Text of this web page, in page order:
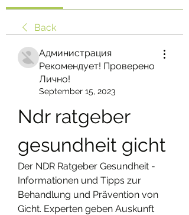
Back
Администрация
Рекомендует! Проверено
Лично!
September 15, 2023
Ndr ratgeber
gesundheit gicht
Der NDR Ratgeber Gesundheit -
Informationen und Tipps zur
Behandlung und Prävention von
Gicht. Experten geben Auskunft